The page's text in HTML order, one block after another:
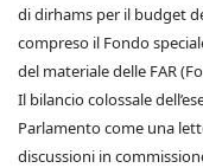
di dirhams per il budget
compreso il Fondo
del materiale delle FAR
Il bilancio colossale
Parlamento come una
discussioni in